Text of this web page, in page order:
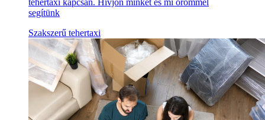
tehertaxi kapcsán. Hívjon minket és mi örömmel
segítünk
Szakszerű tehertaxi